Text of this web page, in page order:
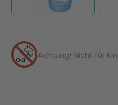
Achtung! Nicht für